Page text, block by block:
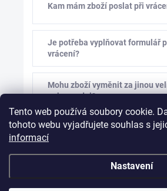
Tento web používá soubory cookie.
tohoto webu vyjadřujete souhlas s
informací
Nastavení
Kam mám zboží poslat při
Je potřeba vyplňovat formulář
vrácení?
Mohu zboží vyměnit za jinou
nebo model?
Kolik stojí výměna zboží?